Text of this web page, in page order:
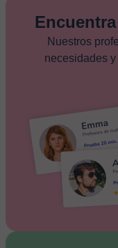
Nuestros
necesidades